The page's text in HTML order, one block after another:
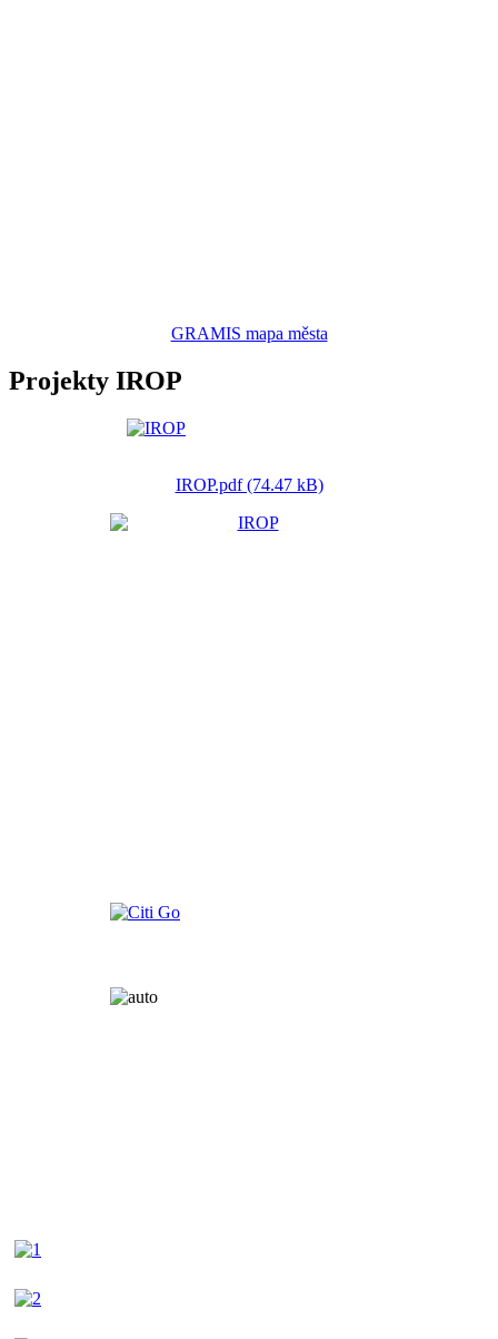
GRAMIS mapa města
Projekty IROP
IROP.pdf (74.47 kB)